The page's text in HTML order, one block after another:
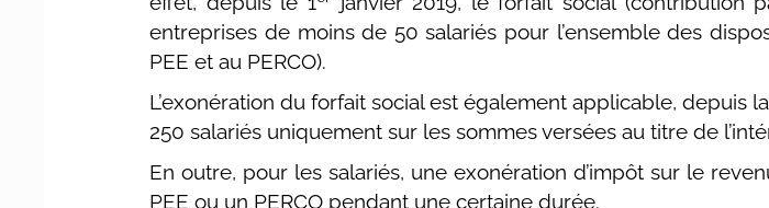
entreprises de moins de 50 salariés pour l’ensemble des
PEE et au PERCO).
L’exonération du forfait social est également applicable, depuis
250 salariés uniquement sur les sommes versées au titre de
En outre, pour les salariés, une exonération d’impôt sur le
PEE ou un PERCO pendant une certaine durée.